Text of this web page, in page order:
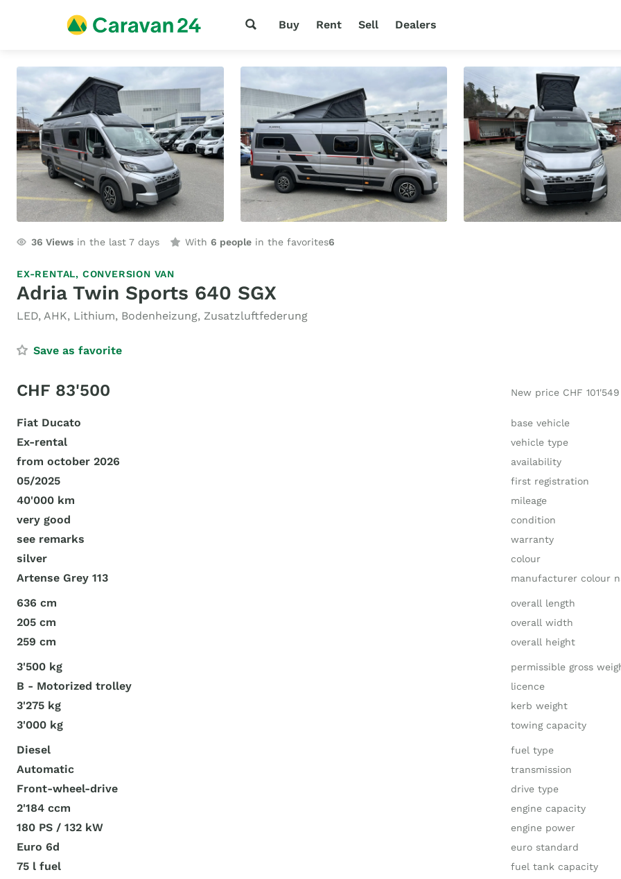
Buy Rent Sell Dealers
36 Views in the last 7 days With 6 people in the favorites6
EX-RENTAL, CONVERSION VAN
Adria Twin Sports 640 SGX
LED, AHK, Lithium, Bodenheizung, Zusatzluftfederung
Save as favorite
CHF 83'500 New price CHF 101'549
Fiat Ducato base vehicle
Ex-rental vehicle type
from october 2026 availability
05/2025 first registration
40'000 km mileage
very good condition
see remarks warranty
silver colour
Artense Grey 113 manufacturer colour
636 cm overall length
205 cm overall width
259 cm overall height
3'500 kg permissible gross
B - Motorized trolley licence
3'275 kg kerb weight
3'000 kg towing capacity
Diesel fuel type
Automatic transmission
Front-wheel-drive drive type
2'184 ccm engine capacity
180 PS / 132 kW engine power
Euro 6d euro standard
75 l fuel fuel tank capacity